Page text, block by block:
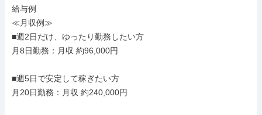
給与例
≪月収例≫
■週2日だけ、ゆったり勤務したい方
月8日勤務：月収 約96,000円
■週5日で安定して稼ぎたい方
月20日勤務：月収 約240,000円